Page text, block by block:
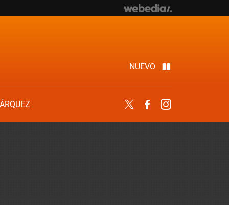
NUEVO
Twitter Facebook